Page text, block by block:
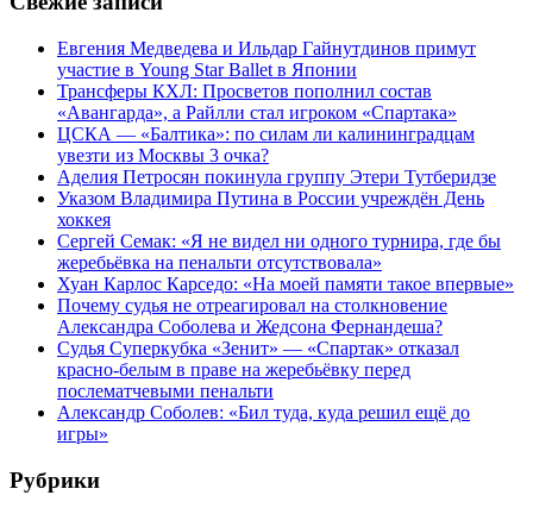
Евгения Медведева и Ильдар Гайнутдинов примут
участие в Young Star Ballet в Японии
Трансферы КХЛ: Просветов пополнил состав
«Авангарда», а Райлли стал игроком «Спартака»
ЦСКА — «Балтика»: по силам ли калининградцам
увезти из Москвы 3 очка?
Аделия Петросян покинула группу Этери Тутберидзе
Указом Владимира Путина в России учреждён День
хоккея
Сергей Семак: «Я не видел ни одного турнира, где бы
жеребьёвка на пенальти отсутствовала»
Хуан Карлос Карседо: «На моей памяти такое впервые»
Почему судья не отреагировал на столкновение
Александра Соболева и Жедсона Фернандеша?
Судья Суперкубка «Зенит» — «Спартак» отказал
красно-белым в праве на жеребьёвку перед
послематчевыми пенальти
Александр Соболев: «Бил туда, куда решил ещё до
игры»
Рубрики